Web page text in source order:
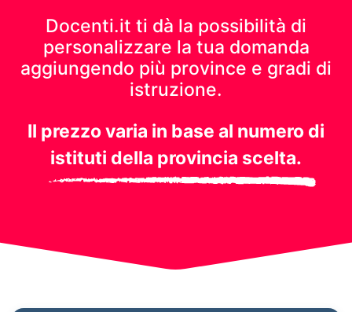
Docenti.it ti dà la possibilità di
personalizzare la tua domanda
aggiungendo più province e gradi di
istruzione.
Il prezzo varia in base al numero di
istituti della provincia scelta.